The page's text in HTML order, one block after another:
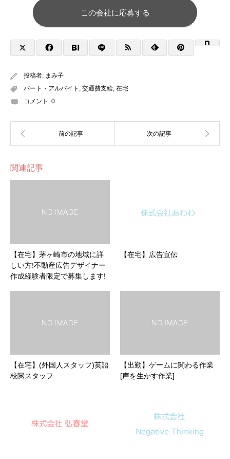
この会社に応募する
投稿者: まみ子
パート・アルバイト , 交通費支給, 在宅
コメント: 0
関連記事
【在宅】茅ヶ崎市の地域に詳
しい方!不動産広告デザイナー
作成経験者限定で募集します!
【在宅】広告宣伝
【在宅】(外国人スタッフ)英語
校閲スタッフ
【出勤】ゲームに関わる作業
[声を生かす作業]